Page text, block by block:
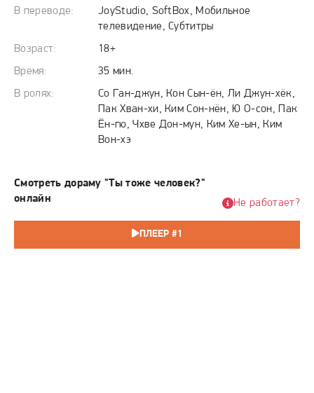
быть безупречны, ведь разоблачение грозит крахом не
только ему, но и всей династии. Этот искусственный
интеллект, созданный как утешение, теперь становится
В переводе:
JoyStudio, SoftBox, Мобильное
телевидение, Субтитры
Возраст:
18+
Время:
35 мин.
В ролях:
Со Ган-джун, Кон Сын-ён, Ли Джун-хёк,
Пак Хван-хи, Ким Сон-нён, Ю О-сон, Пак
Ён-гю, Чхве Дон-мун, Ким Хе-ын, Ким
Вон-хэ
Смотреть дораму "Ты тоже человек?"
онлайн
ПЛЕЕР #1
Не работает?